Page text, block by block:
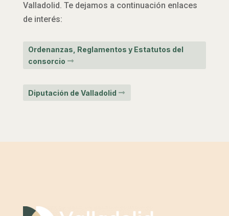
Valladolid. Te dejamos a continuación enlaces
de interés:
Ordenanzas, Reglamentos y Estatutos del
consorcio
Diputación de Valladolid